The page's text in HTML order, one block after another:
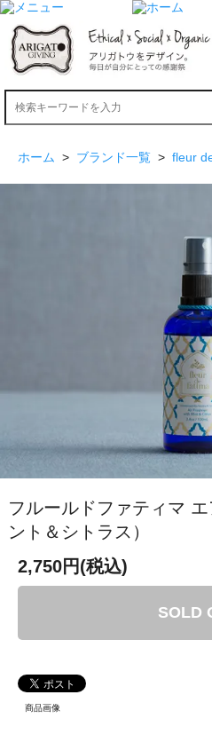
ホーム > ブランド一覧 > fleur
フルールドファティマ
ント＆シトラス）
2,750円(税込)
SOLD
商品画像